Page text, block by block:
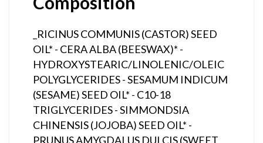
_RICINUS COMMUNIS (CASTOR) SEED
OIL* - CERA ALBA (BEESWAX)* -
HYDROXYSTEARIC/LINOLENIC/OLEIC
POLYGLYCERIDES - SESAMUM INDICUM
(SESAME) SEED OIL* - C10-18
TRIGLYCERIDES - SIMMONDSIA
CHINENSIS (JOJOBA) SEED OIL* -
PRUNUS AMYGDALUS DULCIS (SWEET